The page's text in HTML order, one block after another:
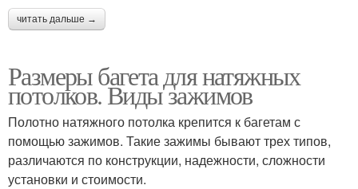
читать дальше →
Размеры багета для натяжных
потолков. Виды зажимов
Полотно натяжного потолка крепится к багетам с
помощью зажимов. Такие зажимы бывают трех типов,
различаются по конструкции, надежности, сложности
установки и стоимости.